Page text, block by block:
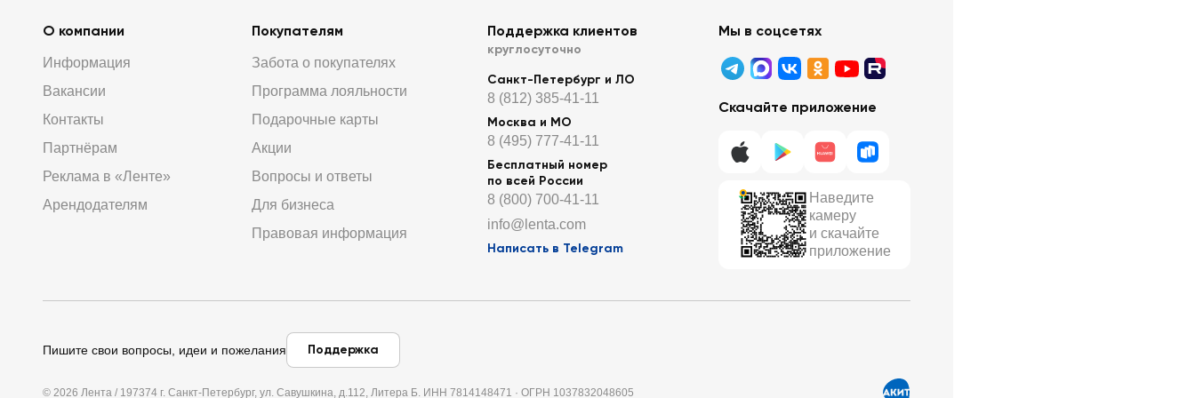
О компании
Информация
Вакансии
Контакты
Партнёрам
Реклама в «Ленте»
Арендодателям
Покупателям
Забота о покупателях
Программа лояльности
Подарочные карты
Акции
Вопросы и ответы
Для бизнеса
Правовая информация
Поддержка клиентов
круглосуточно
Санкт-Петербург и ЛО
8 (812) 385-41-11
Москва и МО
8 (495) 777-41-11
Бесплатный номер
по всей России
8 (800) 700-41-11
info@lenta.com
Написать в Telegram
Мы в соцсетях
Скачайте приложение
Наведите
камеру
и скачайте
приложение
Пишите свои вопросы, идеи и пожелания Поддержка
© 2026 Лента / 197374 г. Санкт-Петербург, ул. Савушкина, д.112, Литера Б. ИНН 7814148471 · ОГРН 1037832048605